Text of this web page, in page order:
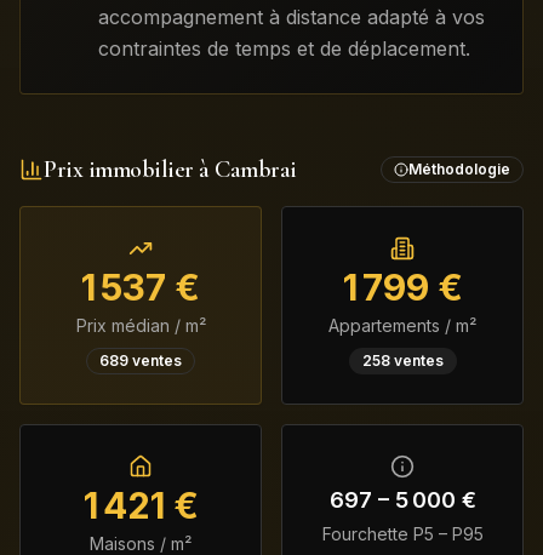
accompagnement à distance adapté à vos
contraintes de temps et de déplacement.
Prix immobilier à Cambrai Méthodologie
1 537 €
Prix médian / m²
689 ventes
1 799 €
Appartements / m²
258ventes
1 421 €
Maisons / m²
697 – 5 000 €
Fourchette P5 – P95